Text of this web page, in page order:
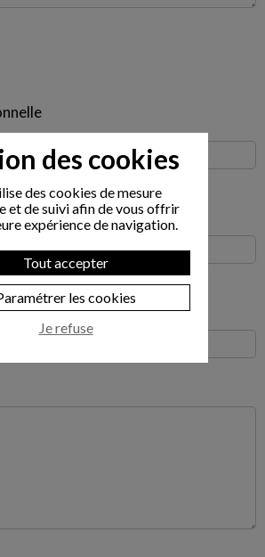
des cookies
des cookies de mesure
et de suivi afin de vous offrir
expérience de navigation.
Tout accepter
les cookies
Je refuse